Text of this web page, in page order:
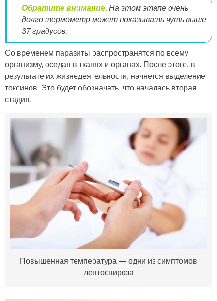
Обратите внимание. На этом этапе очень
долго термометр может показывать чуть выше
37 градусов.
Со временем паразиты распространятся по всему
организму, оседая в тканях и органах. После этого, в
результате их жизнедеятельности, начнется выделение
токсинов. Это будет обозначать, что началась вторая
стадия.
Повышенная температура — одни из симптомов
лептоспироза